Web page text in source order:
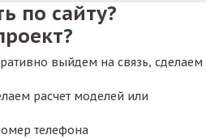
по сайту?
выйдем на связь, сделаем
расчет моделей или
телефона